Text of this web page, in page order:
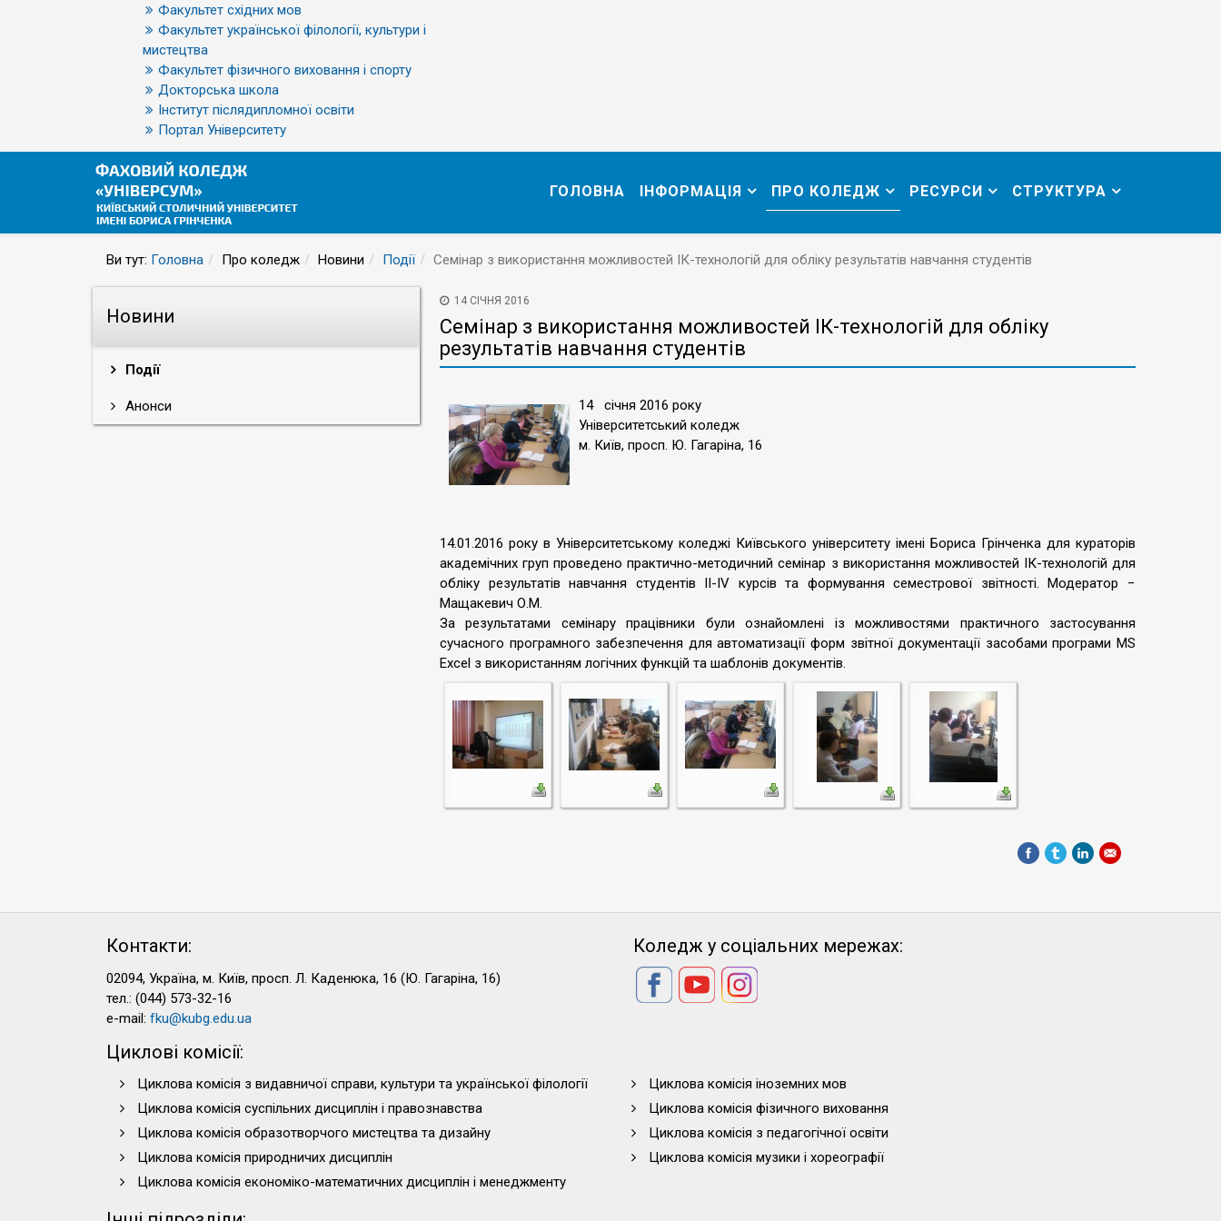
Факультет східних мов
Факультет української філології, культури і
мистецтва
Факультет фізичного виховання і спорту
Докторська школа
Інститут післядипломної освіти
Портал Університету
ГОЛОВНА ІНФОРМАЦІЯ ПРО КОЛЕДЖ РЕСУРСИ СТРУКТУРА
Ви тут: Головна Про коледж Новини Події Cемінар з використання можливостей ІК-технологій для обліку результатів навчання студентів
Новини
Події
Анонси
14 СІЧНЯ 2016
Cемінар з використання можливостей ІК-технологій для обліку
результатів навчання студентів
14 січня 2016 року
Університетський коледж
м. Київ, просп. Ю. Гагаріна, 16
14.01.2016 року в Університетському коледжі Київського університету імені Бориса Грінченка для кураторів
академічних груп проведено практично-методичний семінар з використання можливостей ІК-технологій для
обліку результатів навчання студентів ІІ-ІV курсів та формування семестрової звітності. Модератор −
Мащакевич О.М.
За результатами семінару працівники були ознайомлені із можливостями практичного застосування
сучасного програмного забезпечення для автоматизації форм звітної документації засобами програми MS
Excel з використанням логічних функцій та шаблонів документів.
Контакти:
02094, Україна, м. Київ, просп. Л. Каденюка, 16 (Ю. Гагаріна, 16)
тел.: (044) 573-32-16
e-mail: fku@kubg.edu.ua
Коледж у соціальних мережах:
Циклові комісії:
Циклова комісія з видавничої справи, культури та української філології
Циклова комісія іноземних мов
Циклова комісія суспільних дисциплін і правознавства
Циклова комісія фізичного виховання
Циклова комісія образотворчого мистецтва та дизайну
Циклова комісія з педагогічної освіти
Циклова комісія природничих дисциплін
Циклова комісія музики і хореографії
Циклова комісія економіко-математичних дисциплін і менеджменту